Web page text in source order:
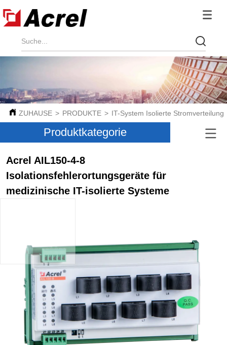
ZUHAUSE > PRODUKTE > IT-System Isolierte Stromverteilung
Produktkategorie
Acrel AIL150-4-8
Isolationsfehlerortungsgeräte für
medizinische IT-isolierte Systeme